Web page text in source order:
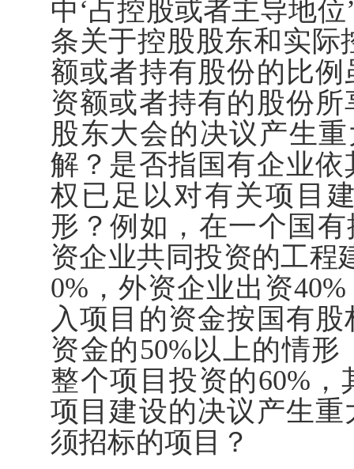
中‘占控股或者主导地
条关于控股股东和实
额或者持有股份的比
资额或者持有的股份
股东大会的决议产生
解？是否指国有企业
权已足以对有关项目
形？例如，在一个国
资企业共同投资的工程
0%，外资企业出资
入项目的资金按国有
资金的50%以上的情
整个项目投资的60%
项目建设的决议产生
须招标的项目？